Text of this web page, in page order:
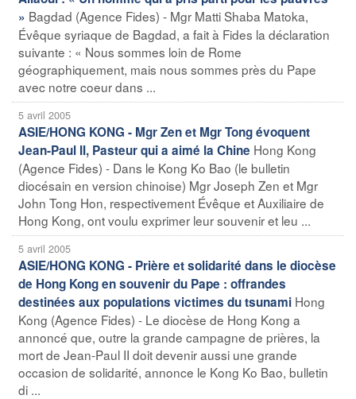
» Bagdad (Agence Fides) - Mgr Matti Shaba Matoka,
Évêque syriaque de Bagdad, a fait à Fides la déclaration
suivante : « Nous sommes loin de Rome
géographiquement, mais nous sommes près du Pape
avec notre coeur dans ...
5 avril 2005
ASIE/HONG KONG - Mgr Zen et Mgr Tong évoquent
Jean-Paul II, Pasteur qui a aimé la Chine Hong Kong
(Agence Fides) - Dans le Kong Ko Bao (le bulletin
diocésain en version chinoise) Mgr Joseph Zen et Mgr
John Tong Hon, respectivement Évêque et Auxiliaire de
Hong Kong, ont voulu exprimer leur souvenir et leu ...
5 avril 2005
ASIE/HONG KONG - Prière et solidarité dans le diocèse
de Hong Kong en souvenir du Pape : offrandes
destinées aux populations victimes du tsunami Hong
Kong (Agence Fides) - Le diocèse de Hong Kong a
annoncé que, outre la grande campagne de prières, la
mort de Jean-Paul II doit devenir aussi une grande
occasion de solidarité, annonce le Kong Ko Bao, bulletin
di ...